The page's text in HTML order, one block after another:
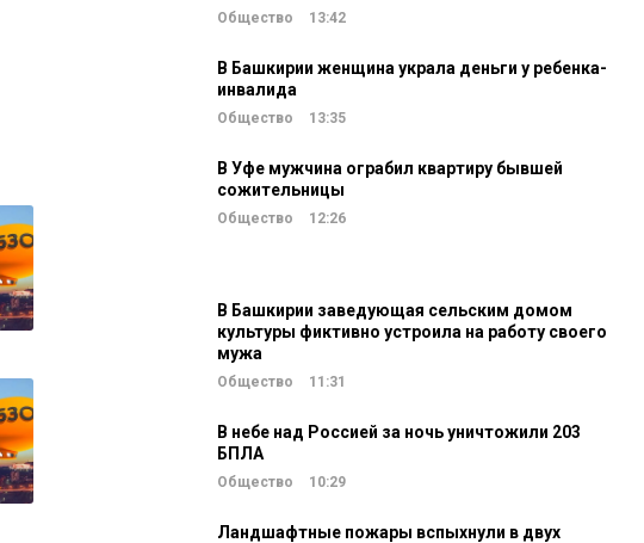
Общество 13:42
В Башкирии женщина украла деньги у ребенка-
инвалида
Общество 13:35
В Уфе мужчина ограбил квартиру бывшей
сожительницы
Общество 12:26
В Башкирии заведующая сельским домом
культуры фиктивно устроила на работу своего
мужа
Общество 11:31
В небе над Россией за ночь уничтожили 203
БПЛА
Общество 10:29
Ландшафтные пожары вспыхнули в двух